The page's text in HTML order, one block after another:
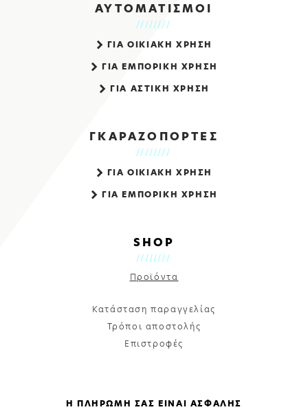
ΑΥΤΟΜΑΤΙΣΜΟΙ
ΓΙΑ ΟΙΚΙΑΚΗ ΧΡΗΣΗ
ΓΙΑ ΕΜΠΟΡΙΚΗ ΧΡΗΣΗ
ΓΙΑ ΑΣΤΙΚΗ ΧΡΗΣΗ
ΓΚΑΡΑΖΟΠΟΡΤΕΣ
ΓΙΑ ΟΙΚΙΑΚΗ ΧΡΗΣΗ
ΓΙΑ ΕΜΠΟΡΙΚΗ ΧΡΗΣΗ
SHOP
Προϊόντα
Κατάσταση παραγγελίας
Τρόποι αποστολής
Επιστροφές
Η ΠΛΗΡΩΜΗ ΣΑΣ ΕΙΝΑΙ ΑΣΦΑΛΗΣ